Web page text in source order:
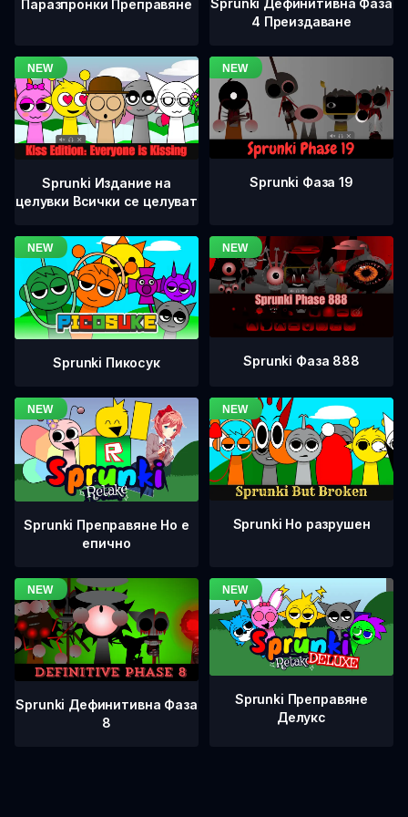
Паразпронки Преправяне
Sprunki Дефинитивна Фаза
4 Преиздаване
Sprunki Издание на
целувки Всички се целуват
Sprunki Фаза 19
Sprunki Пикосук Sprunki Фаза 888
Sprunki Преправяне Но е
епично
Sprunki Но разрушен
Sprunki Дефинитивна Фаза
8
Sprunki Преправяне
Делукс